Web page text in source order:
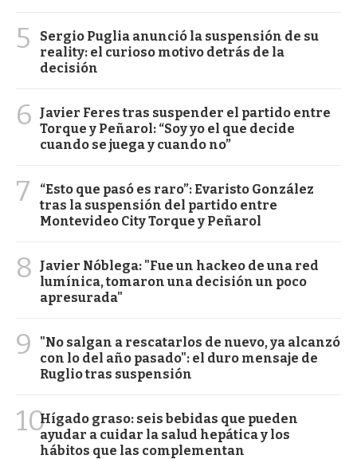
5
Sergio Puglia anunció la suspensión de su
reality: el curioso motivo detrás de la
decisión
6
Javier Feres tras suspender el partido entre
Torque y Peñarol: “Soy yo el que decide
cuando se juega y cuando no”
7
“Esto que pasó es raro”: Evaristo González
tras la suspensión del partido entre
Montevideo City Torque y Peñarol
8
Javier Nóblega: "Fue un hackeo de una red
lumínica, tomaron una decisión un poco
apresurada"
9
"No salgan a rescatarlos de nuevo, ya alcanzó
con lo del año pasado": el duro mensaje de
Ruglio tras suspensión
10Hígado graso: seis bebidas que pueden
ayudar a cuidar la salud hepática y los
hábitos que las complementan